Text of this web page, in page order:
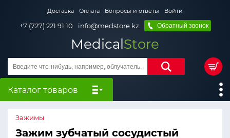
Доставка Оплата Вопросы и ответы Войти
+7 (727) 221 91 10 info@medstore.kz Обратный звонок
MedicalStore
Каталог товаров
Зажимы
Зажим зубчатый сосудистый